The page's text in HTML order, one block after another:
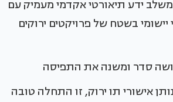
משלב ידע תיאורטי אקדמי מעמיק עם
יישומי בשטח של פרויקטים ירוקים
סדר ומשנה את התפיסה
אישורי תו ירוק, זו התחלה טובה